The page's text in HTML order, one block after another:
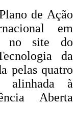
de Ação
em
no site do
da
pelas quatro
à
Aberta